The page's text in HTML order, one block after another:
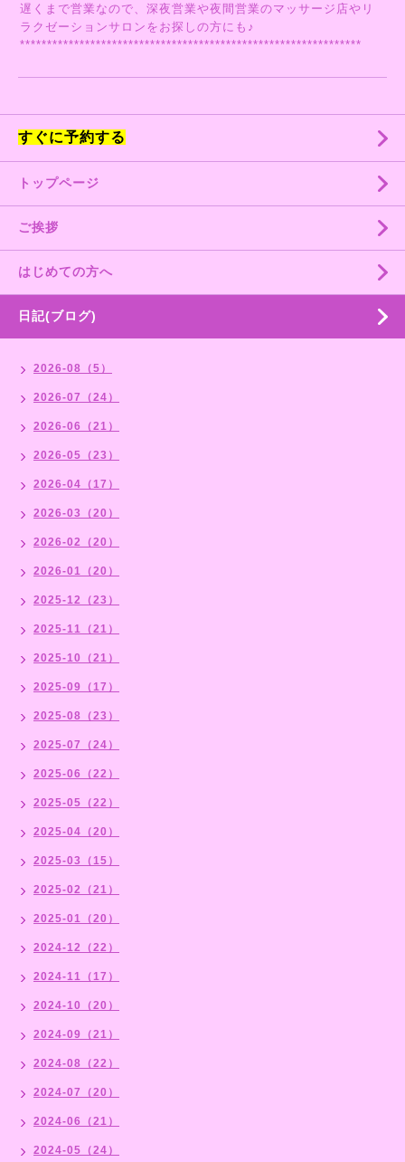
遅くまで営業なので、深夜営業や夜間営業のマッサージ店やリ
ラクゼーションサロンをお探しの方にも♪
***************************************************************
すぐに予約する
トップページ
ご挨拶
はじめての方へ
日記(ブログ)
2026-08（5）
2026-07（24）
2026-06（21）
2026-05（23）
2026-04（17）
2026-03（20）
2026-02（20）
2026-01（20）
2025-12（23）
2025-11（21）
2025-10（21）
2025-09（17）
2025-08（23）
2025-07（24）
2025-06（22）
2025-05（22）
2025-04（20）
2025-03（15）
2025-02（21）
2025-01（20）
2024-12（22）
2024-11（17）
2024-10（20）
2024-09（21）
2024-08（22）
2024-07（20）
2024-06（21）
2024-05（24）